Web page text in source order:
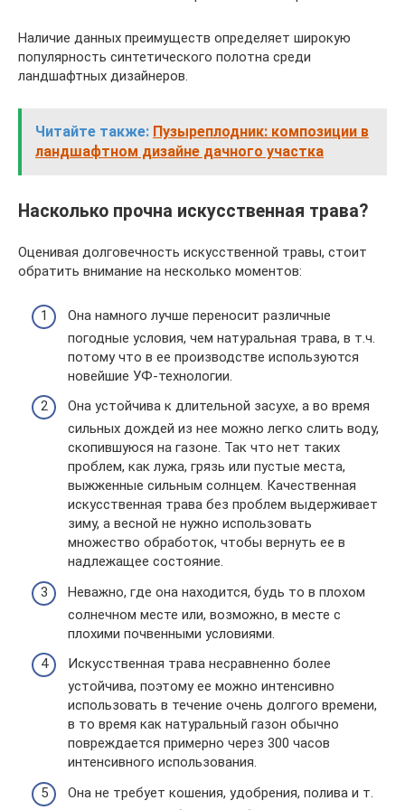
Наличие данных преимуществ определяет широкую
популярность синтетического полотна среди
ландшафтных дизайнеров.
Читайте также: Пузыреплодник: композиции в
ландшафтном дизайне дачного участка
Насколько прочна искусственная трава?
Оценивая долговечность искусственной травы, стоит
обратить внимание на несколько моментов:
Она намного лучше переносит различные
погодные условия, чем натуральная трава, в т.ч.
потому что в ее производстве используются
новейшие УФ-технологии.
Она устойчива к длительной засухе, а во время
сильных дождей из нее можно легко слить воду,
скопившуюся на газоне. Так что нет таких
проблем, как лужа, грязь или пустые места,
выжженные сильным солнцем. Качественная
искусственная трава без проблем выдерживает
зиму, а весной не нужно использовать
множество обработок, чтобы вернуть ее в
надлежащее состояние.
Неважно, где она находится, будь то в плохом
солнечном месте или, возможно, в месте с
плохими почвенными условиями.
Искусственная трава несравненно более
устойчива, поэтому ее можно интенсивно
использовать в течение очень долгого времени,
в то время как натуральный газон обычно
повреждается примерно через 300 часов
интенсивного использования.
Она не требует кошения, удобрения, полива и т.